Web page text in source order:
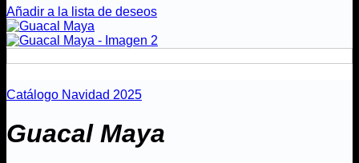
Añadir a la lista de deseos
Catálogo Navidad 2025
Guacal Maya